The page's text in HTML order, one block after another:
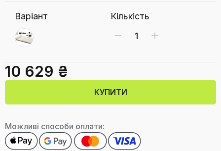
Варіант Кількість
10 629 ₴
КУПИТИ
Можливі способи оплати: